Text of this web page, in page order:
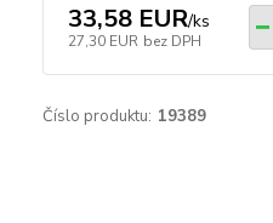
33,58 EUR/ks
27,30 EUR bez DPH
Číslo produktu: 19389